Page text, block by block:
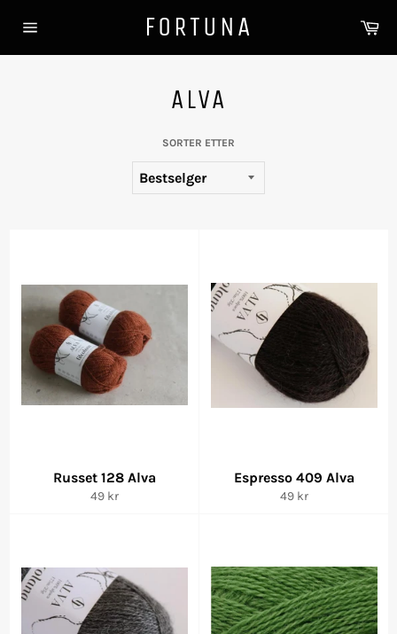
videre
FORTUNA
ALVA
SORTER ETTER
Russet 128 Alva
Vanlig
49 kr
Espresso 409 Alva
Vanlig
49 kr